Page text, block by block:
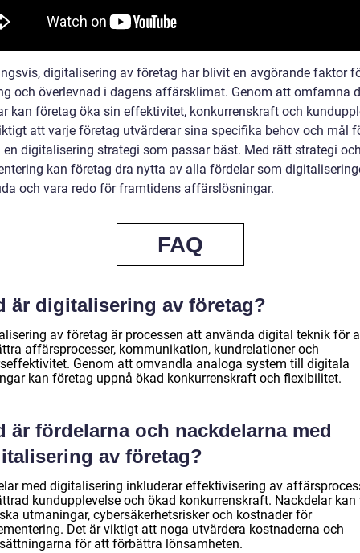
digitalisering av företag har blivit en avgörande faktor
och överlevnad i dagens affärsklimat. Genom att omfamna
kan företag öka sin effektivitet, konkurrenskraft och
att varje företag utvärderar sina specifika behov och mål
digitalisering strategi som passar bäst. Med rätt strategi
kan företag dra nytta av alla fördelar som
och vara redo för framtidens affärslösningar.
FAQ
är digitalisering av företag?
av företag är processen att använda digital teknik för
affärsprocesser, kommunikation, kundrelationer och
Genom att omvandla analoga system till digitala
kan företag uppnå ökad konkurrenskraft och flexibilitet.
är fördelarna och nackdelarna med
av företag?
med digitalisering inkluderar effektivisering av
kundupplevelse och ökad konkurrenskraft. Nackdelar kan
utmaningar, cybersäkerhetsrisker och kostnader för
Det är viktigt att noga utvärdera kostnaderna och
för att förbättra lönsamheten.